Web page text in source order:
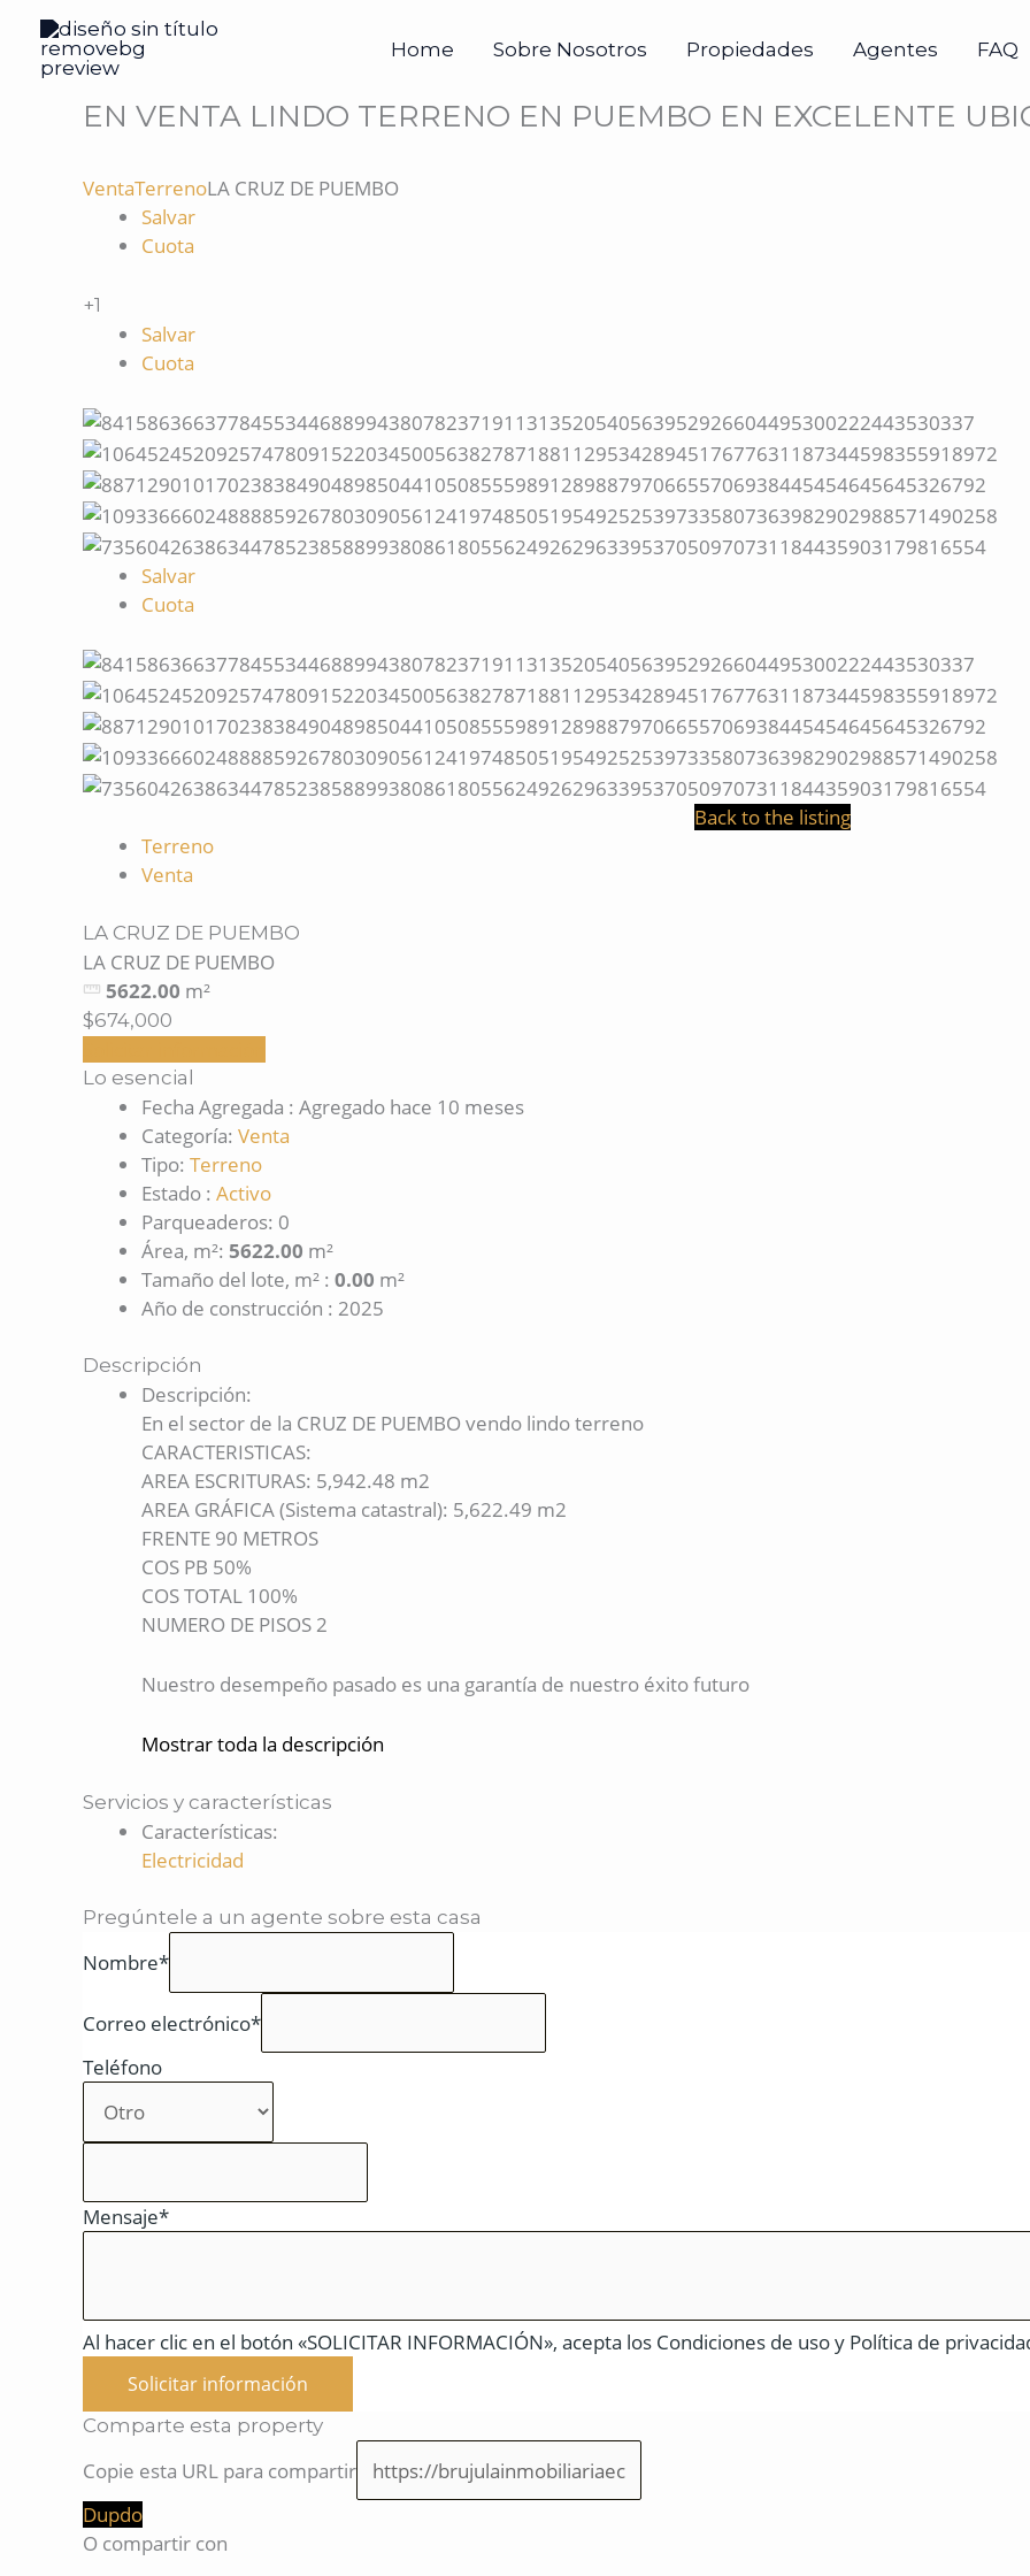
contenido
Home Sobre Nosotros Propiedades Agentes FAQ
EN VENTA LINDO TERRENO EN PUEMBO EN EXCELENTE
VentaTerrenoLA CRUZ DE PUEMBO
Salvar
Cuota
+1
Salvar
Cuota
Salvar
Cuota
Back to the listing
Terreno
Venta
LA CRUZ DE PUEMBO
LA CRUZ DE PUEMBO
5622.00 m²
$674,000
Lo esencial
Fecha Agregada : Agregado hace 10 meses
Categoría: Venta
Tipo: Terreno
Estado : Activo
Parqueaderos: 0
Área, m²: 5622.00 m²
Tamaño del lote, m² : 0.00 m²
Año de construcción : 2025
Descripción
Descripción:
En el sector de la CRUZ DE PUEMBO vendo lindo terreno
CARACTERISTICAS:
AREA ESCRITURAS: 5,942.48 m2
AREA GRÁFICA (Sistema catastral): 5,622.49 m2
FRENTE 90 METROS
COS PB 50%
COS TOTAL 100%
NUMERO DE PISOS 2
Nuestro desempeño pasado es una garantía de nuestro éxito futuro
Mostrar toda la descripción
Servicios y características
Características:
Electricidad
Pregúntele a un agente sobre esta casa
Nombre*
Correo electrónico*
Teléfono
Mensaje*
Al hacer clic en el botón «SOLICITAR INFORMACIÓN», acepta los Condiciones de uso y Política de
Solicitar información
Comparte esta property
Copie esta URL para compartir
Dupdo
O compartir con